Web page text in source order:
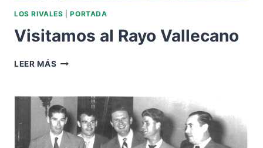
LOS RIVALES |PORTADA
Visitamos al Rayo Vallecano
LEER MÁS VISITAMOS
VALLECANO